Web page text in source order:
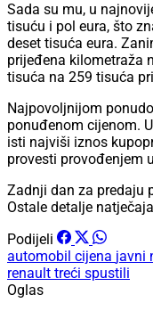
Sada su mu, u
tisuću i pol eura, što
deset tisuća eura.
prijeđena kilometraža
tisuća na 259 tisuća
Najpovoljnijom
ponuđenom cijenom.
isti najviši iznos
provesti provođenjem
Zadnji dan za predaju
Ostale detalje
Podijeli
automobil cijena javni
renault treći spustili
Oglas